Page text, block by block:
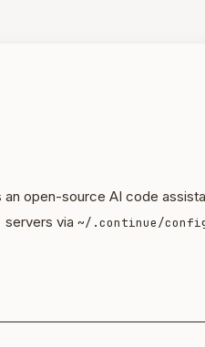
an open-source AI code
servers via ~/.continue/